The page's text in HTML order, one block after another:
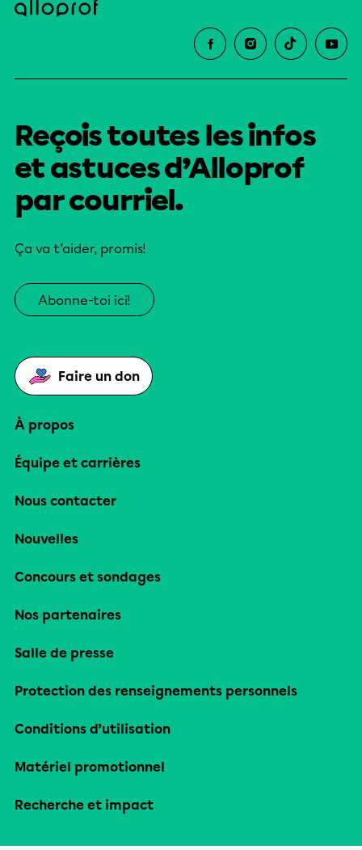
Reçois toutes les infos
et astuces d’Alloprof
par courriel.
Ça va t’aider, promis!
Abonne-toi ici!
Faire un don
À propos
Équipe et carrières
Nous contacter
Nouvelles
Concours et sondages
Nos partenaires
Salle de presse
Protection des renseignements personnels
Conditions d’utilisation
Matériel promotionnel
Recherche et impact